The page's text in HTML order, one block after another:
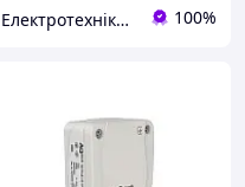
Електротехніка, автоматизація, КВП та А, привідна техніка 100%